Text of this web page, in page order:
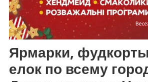
Ярмарки,
елок по всему